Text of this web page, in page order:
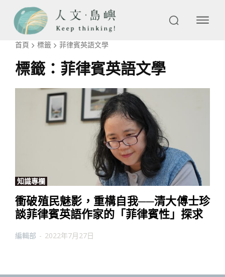
首頁 標籤 菲律賓英語文學
標籤： 菲律賓英語文學
知識專欄
衝破殖民魅影，重構自我──清大傅士珍
談菲律賓英語作家的「菲律賓性」探求
編輯部 - 2022年7月27日